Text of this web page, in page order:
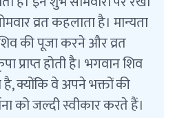
व्रत कहलाता है। मान्यता
की पूजा करने और व्रत
होती है। भगवान शिव
क्योंकि वे अपने भक्तों की
को जल्दी स्वीकार करते हैं।